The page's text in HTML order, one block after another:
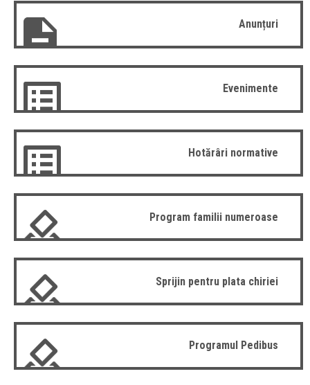
Anunțuri
Evenimente
Hotărâri normative
Program familii numeroase
Sprijin pentru plata chiriei
Programul Pedibus